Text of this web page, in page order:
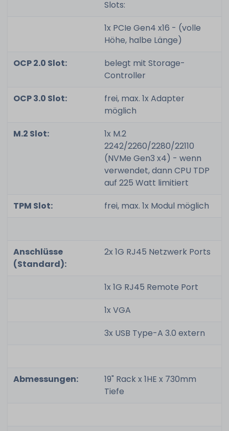
Slots:
1x PCIe Gen4 x16 - (volle
Höhe, halbe Länge)
OCP 2.0 Slot:
belegt mit Storage-
Controller
OCP 3.0 Slot:
frei, max. 1x Adapter
möglich
M.2 Slot:
1x M.2
2242/2260/2280/22110
(NVMe Gen3 x4) - wenn
verwendet, dann CPU TDP
auf 225 Watt limitiert
TPM Slot:
frei, max. 1x Modul möglich
Anschlüsse
(Standard):
2x 1G RJ45 Netzwerk Ports
1x 1G RJ45 Remote Port
1x VGA
3x USB Type-A 3.0 extern
Abmessungen:
19" Rack x 1HE x 730mm
Tiefe